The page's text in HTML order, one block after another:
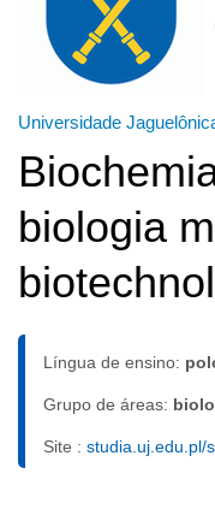
Universidade
biologia
Língua de ensino:
Grupo de áreas:
Site : studia.uj.edu.pl/